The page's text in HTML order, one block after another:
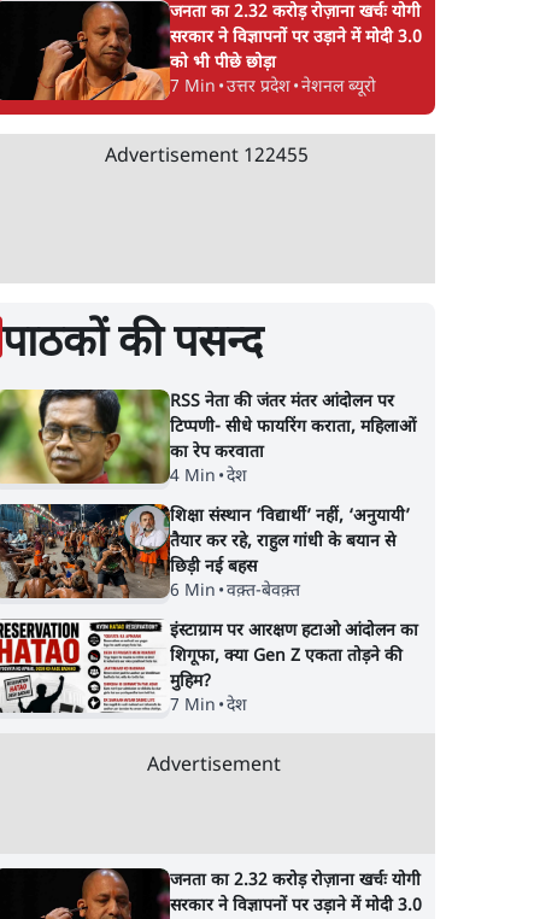
जनता का 2.32 करोड़ रोज़ाना खर्चः योगी
सरकार ने विज्ञापनों पर उड़ाने में मोदी 3.0
को भी पीछे छोड़ा
7 Min •उत्तर प्रदेश•नेशनल ब्यूरो
Advertisement 122455
पाठकों की पसन्द
RSS नेता की जंतर मंतर आंदोलन पर
टिप्पणी- सीधे फायरिंग कराता, महिलाओं
का रेप करवाता
4 Min •देश
शिक्षा संस्थान ‘विद्यार्थी’ नहीं, ‘अनुयायी’
तैयार कर रहे, राहुल गांधी के बयान से
छिड़ी नई बहस
6 Min •वक़्त-बेवक़्त
इंस्टाग्राम पर आरक्षण हटाओ आंदोलन का
शिगूफा, क्या Gen Z एकता तोड़ने की
मुहिम?
7 Min •देश
Advertisement
जनता का 2.32 करोड़ रोज़ाना खर्चः योगी
सरकार ने विज्ञापनों पर उड़ाने में मोदी 3.0